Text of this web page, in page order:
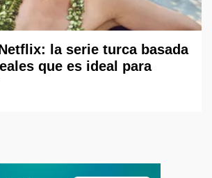
la serie turca basada
que es ideal para